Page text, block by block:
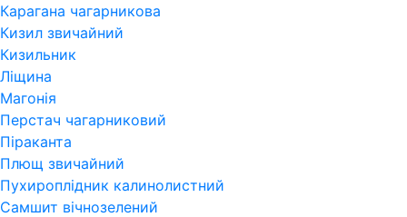
Карагана чагарникова
Кизил звичайний
Кизильник
Ліщина
Магонія
Перстач чагарниковий
Піраканта
Плющ звичайний
Пухироплідник калинолистний
Самшит вічнозелений